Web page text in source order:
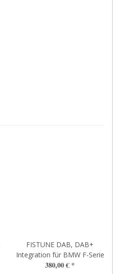
FISTUNE DAB, DAB+
Integration für BMW F-Serie
380,00 € *